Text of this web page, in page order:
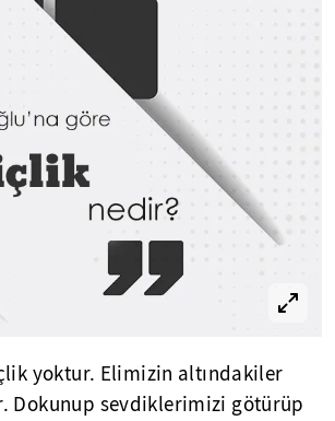
yoktur. Elimizin altındakiler
Dokunup sevdiklerimizi götürüp